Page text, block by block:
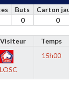
Buts
Carton
0 0
Visiteur
Temps
LOSC
15h00